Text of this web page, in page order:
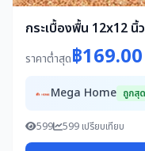
กระเบื้องพื้น 12x12 นิ้
ราคาต่ำสุด฿169.00
Mega Home ถูกสุด
599 599 เปรียบเทียบ